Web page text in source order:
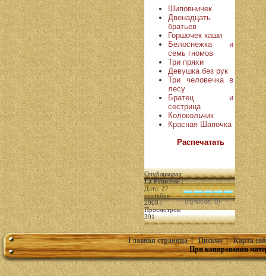
Шиповничек
Двенадцать
братьев
Горшочек каши
Белоснежка и
семь гномов
Три пряхи
Девушка без рук
Три человечка в
лесу
Братец и
сестрица
Колокольчик
Красная Шапочка
Распечатать
Опубликовал:
La Princesse|
Дата: 27
сентября
2008 |
Просмотров:
391
(голосов: 0)
Главная страница|Письмо|Карта
При копировании